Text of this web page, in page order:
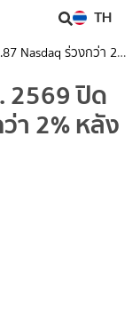
TH
Nasdaq ร่วงกว่า 2%
2569 ปิด
า 2% หลัง